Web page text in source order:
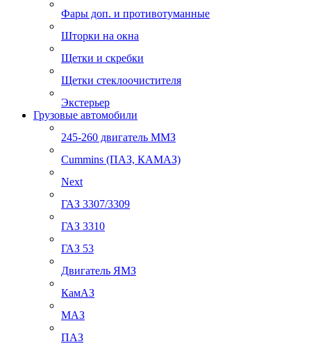
Фары доп. и противотуманные
Шторки на окна
Щетки и скребки
Щетки стеклоочистителя
Экстерьер
Грузовые автомобили
245-260 двигатель ММЗ
Cummins (ПАЗ, КАМАЗ)
Next
ГАЗ 3307/3309
ГАЗ 3310
ГАЗ 53
Двигатель ЯМЗ
КамАЗ
МАЗ
ПАЗ